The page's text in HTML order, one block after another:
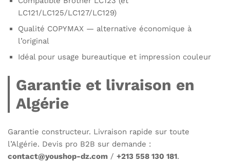
LC121/LC125/LC127/LC129)
Qualité COPYMAX — alternative économique à
l’original
Idéal pour usage bureautique et impression couleur
Garantie et livraison en
Algérie
Garantie constructeur. Livraison rapide sur toute
l’Algérie. Devis pro B2B sur demande :
contact@youshop-dz.com / +213 558 130 181.